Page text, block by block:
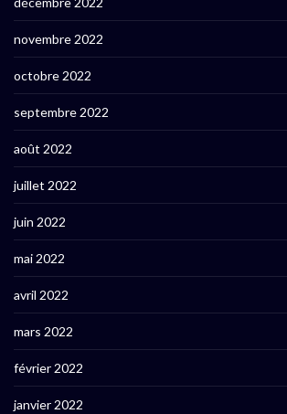
novembre 2022
octobre 2022
septembre 2022
août 2022
juillet 2022
juin 2022
mai 2022
avril 2022
mars 2022
février 2022
janvier 2022